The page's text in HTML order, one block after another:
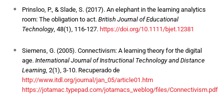
Prinsloo, P., & Slade, S. (2017). An elephant in the learning analytics
room: The obligation to act. British Journal of Educational
Technology, 48(1), 116-127. https://doi.org/10.1111/bjet.12381
Siemens, G. (2005). Connectivism: A learning theory for the digital
age. International Journal of Instructional Technology and Distance
Learning, 2(1), 3-10. Recuperado de
http://www.itdl.org/journal/jan_05/article01.htm
https://jotamac.typepad.com/jotamacs_weblog/files/Connectivism.pdf